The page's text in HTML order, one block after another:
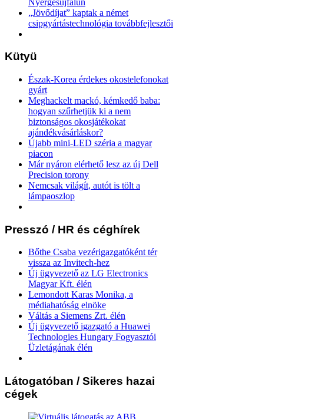
„Jövődíjat” kaptak a német
csipgyártástechnológia továbbfejlesztői
Kütyü
Észak-Korea érdekes okostelefonokat
gyárt
Meghackelt mackó, kémkedő baba:
hogyan szűrhetjük ki a nem
biztonságos okosjátékokat
ajándékvásárláskor?
Újabb mini-LED széria a magyar
piacon
Már nyáron elérhető lesz az új Dell
Precision torony
Nemcsak világít, autót is tölt a
lámpaoszlop
Presszó / HR és céghírek
Bőthe Csaba vezérigazgatóként tér
vissza az Invitech-hez
Új ügyvezető az LG Electronics
Magyar Kft. élén
Lemondott Karas Monika, a
médiahatóság elnöke
Váltás a Siemens Zrt. élén
Új ügyvezető igazgató a Huawei
Technologies Hungary Fogyasztói
Üzletágának élén
Látogatóban / Sikeres hazai
cégek